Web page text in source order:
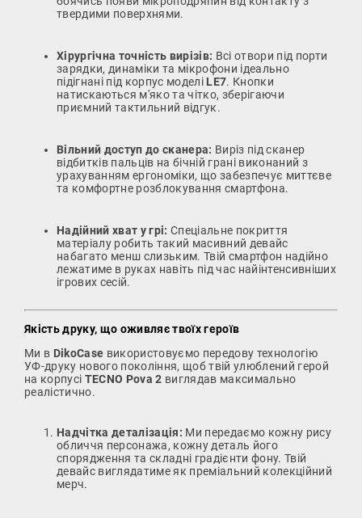
твердими поверхнями.
Хірургічна точність вирізів: Всі отвори під порти
зарядки, динаміки та мікрофони ідеально
підігнані під корпус моделі LE7. Кнопки
натискаються м'яко та чітко, зберігаючи
приємний тактильний відгук.
Вільний доступ до сканера: Виріз під сканер
відбитків пальців на бічній грані виконаний з
урахуванням ергономіки, що забезпечує миттєве
та комфортне розблокування смартфона.
Надійний хват у грі: Спеціальне покриття
матеріалу робить такий масивний девайс
набагато менш слизьким. Твій смартфон надійно
лежатиме в руках навіть під час найінтенсивніших
ігрових сесій.
Якість друку, що оживляє твоїх героїв
Ми в DikoCase використовуємо передову технологію
УФ-друку нового покоління, щоб твій улюблений герой
на корпусі TECNO Pova 2 виглядав максимально
реалістично.
Надчітка деталізація: Ми передаємо кожну рису
обличчя персонажа, кожну деталь його
спорядження та складні градієнти фону. Твій
девайс виглядатиме як преміальний колекційний
мерч.